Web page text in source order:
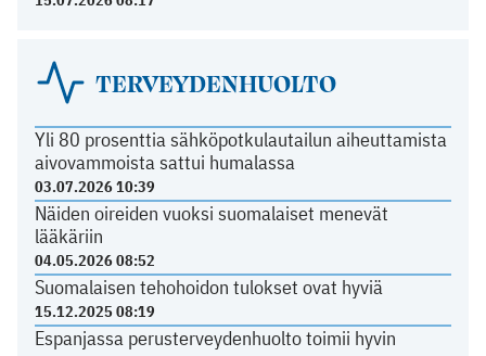
TERVEYDENHUOLTO
Yli 80 prosenttia sähköpotkulautailun aiheuttamista
aivovammoista sattui humalassa
03.07.2026 10:39
Näiden oireiden vuoksi suomalaiset menevät
lääkäriin
04.05.2026 08:52
Suomalaisen tehohoidon tulokset ovat hyviä
15.12.2025 08:19
Espanjassa perusterveydenhuolto toimii hyvin